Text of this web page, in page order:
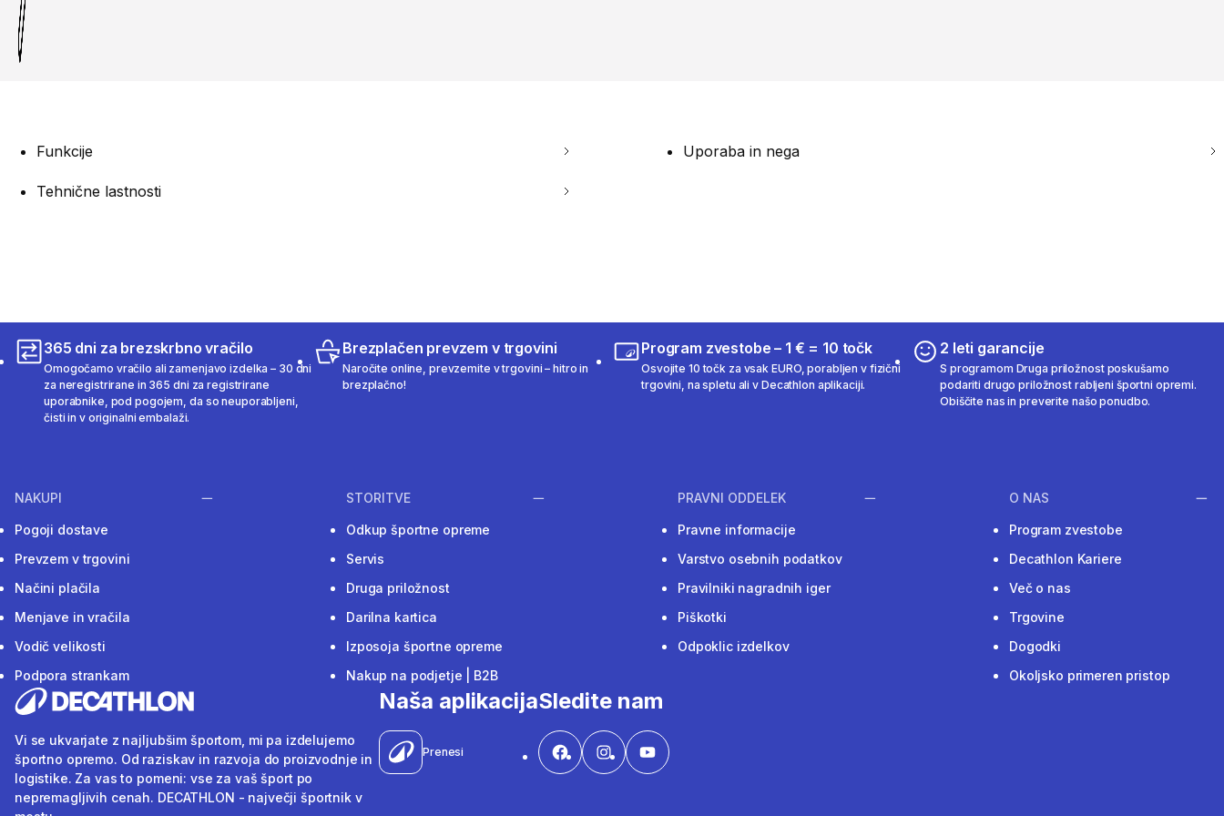
Funkcije Uporaba in nega
Tehnične lastnosti
365 dni za brezskrbno vračilo
Omogočamo vračilo ali zamenjavo izdelka – 30 dni
za neregistrirane in 365 dni za registrirane
uporabnike, pod pogojem, da so neuporabljeni,
čisti in v originalni embalaži.
Brezplačen prevzem v trgovini
Naročite online, prevzemite v trgovini – hitro in
brezplačno!
Program zvestobe – 1 € = 10 točk
Osvojite 10 točk za vsak EURO, porabljen v fizični
trgovini, na spletu ali v Decathlon aplikaciji.
2 leti garancije
S programom Druga priložnost poskušamo
podariti drugo priložnost rabljeni športni opremi.
Obiščite nas in preverite našo ponudbo.
NAKUPI
Pogoji dostave
Prevzem v trgovini
Načini plačila
Menjave in vračila
Vodič velikosti
Podpora strankam
STORITVE
Odkup športne opreme
Servis
Druga priložnost
Darilna kartica
Izposoja športne opreme
Nakup na podjetje | B2B
PRAVNI ODDELEK
Pravne informacije
Varstvo osebnih podatkov
Pravilniki nagradnih iger
Piškotki
Odpoklic izdelkov
O NAS
Program zvestobe
Decathlon Kariere
Več o nas
Trgovine
Dogodki
Okoljsko primeren pristop
Vi se ukvarjate z najljubšim športom, mi pa izdelujemo
športno opremo. Od raziskav in razvoja do proizvodnje in
logistike. Za vas to pomeni: vse za vaš šport po
nepremagljivih cenah. DECATHLON - največji športnik v
Naša aplikacija
Prenesi
Sledite nam